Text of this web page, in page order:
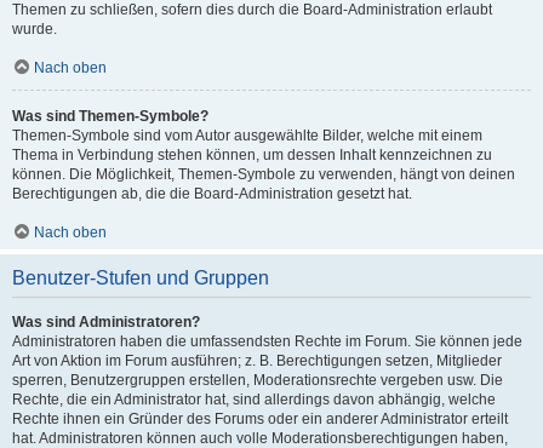
Themen zu schließen, sofern dies durch die Board-Administration erlaubt
wurde.
Nach oben
Was sind Themen-Symbole?
Themen-Symbole sind vom Autor ausgewählte Bilder, welche mit einem
Thema in Verbindung stehen können, um dessen Inhalt kennzeichnen zu
können. Die Möglichkeit, Themen-Symbole zu verwenden, hängt von deinen
Berechtigungen ab, die die Board-Administration gesetzt hat.
Nach oben
Benutzer-Stufen und Gruppen
Was sind Administratoren?
Administratoren haben die umfassendsten Rechte im Forum. Sie können jede
Art von Aktion im Forum ausführen; z. B. Berechtigungen setzen, Mitglieder
sperren, Benutzergruppen erstellen, Moderationsrechte vergeben usw. Die
Rechte, die ein Administrator hat, sind allerdings davon abhängig, welche
Rechte ihnen ein Gründer des Forums oder ein anderer Administrator erteilt
hat. Administratoren können auch volle Moderationsberechtigungen haben,